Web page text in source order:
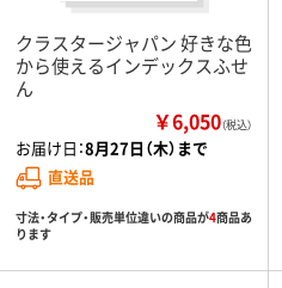
クラスタージャパン 好きな色
から使えるインデックスふせ
ん
￥6,050（税込）
お届け日：8月27日（木）まで
直送品
寸法・タイプ・販売単位違いの商品が4商品あ
ります